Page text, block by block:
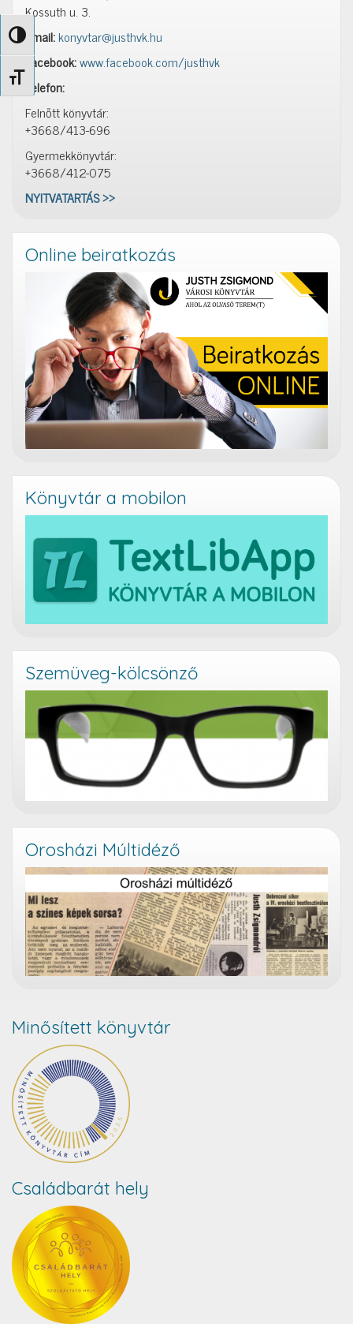
Nagy kontraszt váltása
Betűméret váltása
Kossuth u. 3.
Email:konyvtar@justhvk.hu
Facebook:www.facebook.com/justhvk
Telefon:
Felnőtt könyvtár:
+3668/413-696
Gyermekkönyvtár:
+3668/412-075
NYITVATARTÁS >>
Online beiratkozás
Könyvtár a mobilon
Szemüveg-kölcsönző
Orosházi Múltidéző
Minősített könyvtár
Családbarát hely